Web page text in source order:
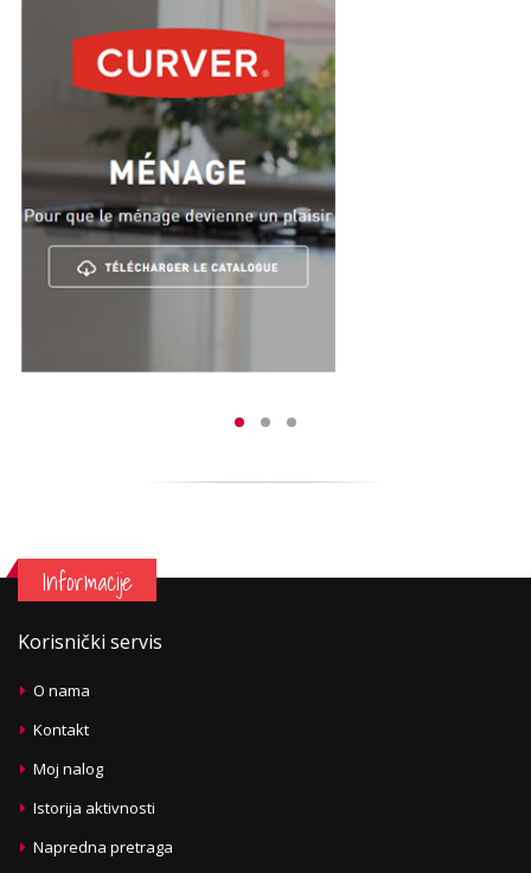
Informacije
Korisnički servis
O nama
Kontakt
Moj nalog
Istorija aktivnosti
Napredna pretraga